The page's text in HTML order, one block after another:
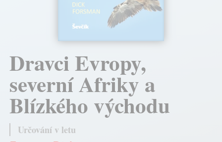
Dravci Evropy,
severní Afriky a
Blízkého východu
Určování v letu